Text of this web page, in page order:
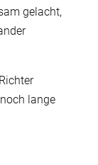
gelacht,
lange